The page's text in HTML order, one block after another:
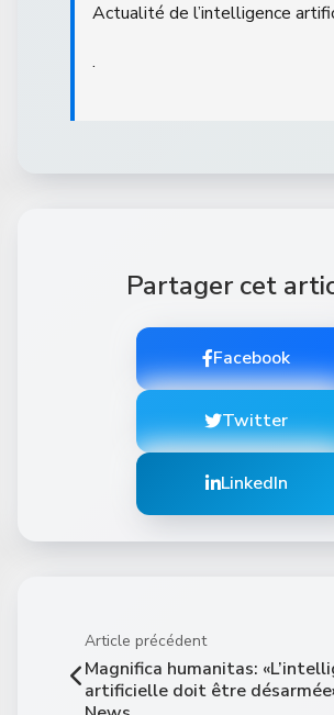
Actualité de l’intelligence
.
Partager cet
Facebook
Twitter
LinkedIn
Article précédent
Magnifica humanitas:
artificielle doit être